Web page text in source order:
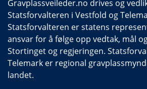
Gravplassveileder.no drives og
Statsforvalteren i Vestfold og
Statsforvalteren er statens
ansvar for å følge opp vedtak, mål
Stortinget og regjeringen.
Telemark er regional
landet.